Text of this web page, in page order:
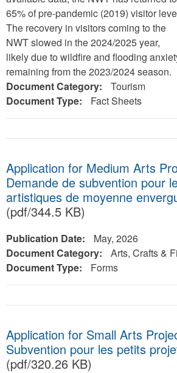
65% of pre-pandemic (2019) visitor
The recovery in visitors coming to the
NWT slowed in the 2024/2025 year,
likely due to wildfire and flooding
remaining from the 2023/2024 season.
Document Category:
Tourism
Document Type:
Fact Sheets
Application for Medium Arts
Demande de subvention pour
artistiques de moyenne
(pdf/344.5 KB)
Publication Date:
May, 2026
Document Category:
Arts, Crafts &
Document Type:
Forms
Application for Small Arts
Subvention pour les petits
(pdf/320.26 KB)